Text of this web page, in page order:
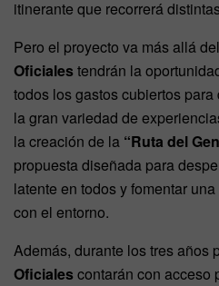
itinerante que recorrerá
Pero el proyecto va más allá
Oficiales tendrán la
todos los gastos cubiertos
la gran variedad de
la creación de la “Ruta del
propuesta diseñada para
latente en todos y fomentar
con el entorno.
Además, durante los tres años
Oficiales contarán con acceso